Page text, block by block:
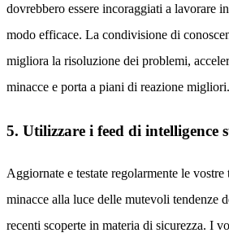
dovrebbero essere incoraggiati a lavorare
modo efficace. La condivisione di
migliora la risoluzione dei problemi,
minacce e porta a piani di reazione migliori.
5. Utilizzare i feed di intelligence
Aggiornate e testate regolarmente le
minacce alla luce delle mutevoli tendenze
recenti scoperte in materia di sicurezza. I